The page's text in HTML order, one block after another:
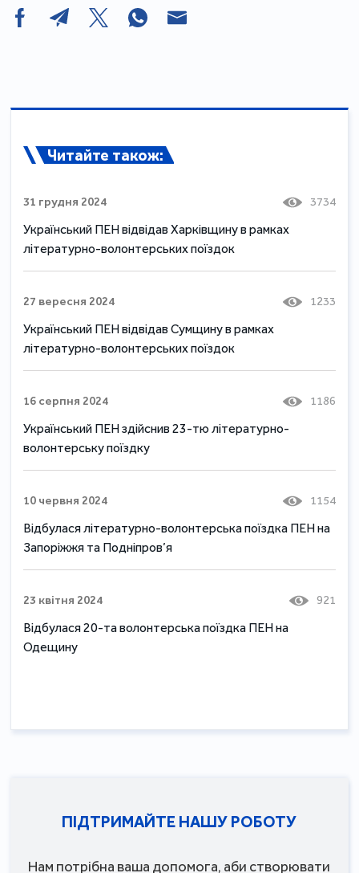
Читайте також:
31 грудня 2024 3734
Український ПЕН відвідав Харківщину в рамках
літературно-волонтерських поїздок
27 вересня 2024 1233
Український ПЕН відвідав Сумщину в рамках
літературно-волонтерських поїздок
16 серпня 2024 1186
Український ПЕН здійснив 23-тю літературно-
волонтерську поїздку
10 червня 2024 1154
Відбулася літературно-волонтерська поїздка ПЕН на
Запоріжжя та Подніпров’я
23 квітня 2024 921
Відбулася 20-та волонтерська поїздка ПЕН на
Одещину
ПІДТРИМАЙТЕ НАШУ РОБОТУ
Нам потрібна ваша допомога, аби створювати